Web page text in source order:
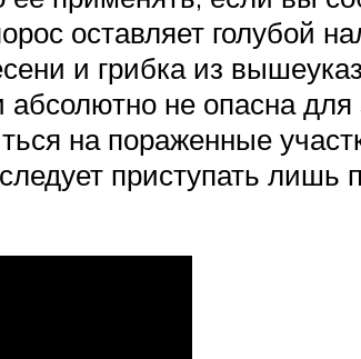
оставляет голубой
и грибка из
не опасна
на пораженные
приступать лишь